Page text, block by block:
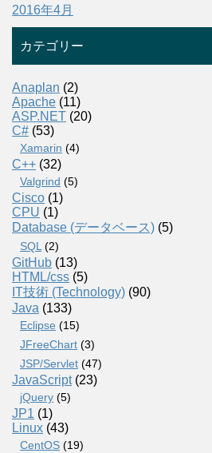
2016年4月
カテゴリー
Anaplan (2)
Apache (11)
ASP.NET (20)
C# (53)
Xamarin (4)
C++ (32)
Valgrind (5)
Cisco (1)
CPU (1)
Database (データベース) (5)
SQL (2)
GitHub (13)
HTML/css (5)
IT技術 (Technology) (90)
Java (133)
Eclipse (15)
JFreeChart (3)
JSP/Servlet (47)
JavaScript(23)
jQuery (5)
JP1 (1)
Linux (43)
CentOS (19)